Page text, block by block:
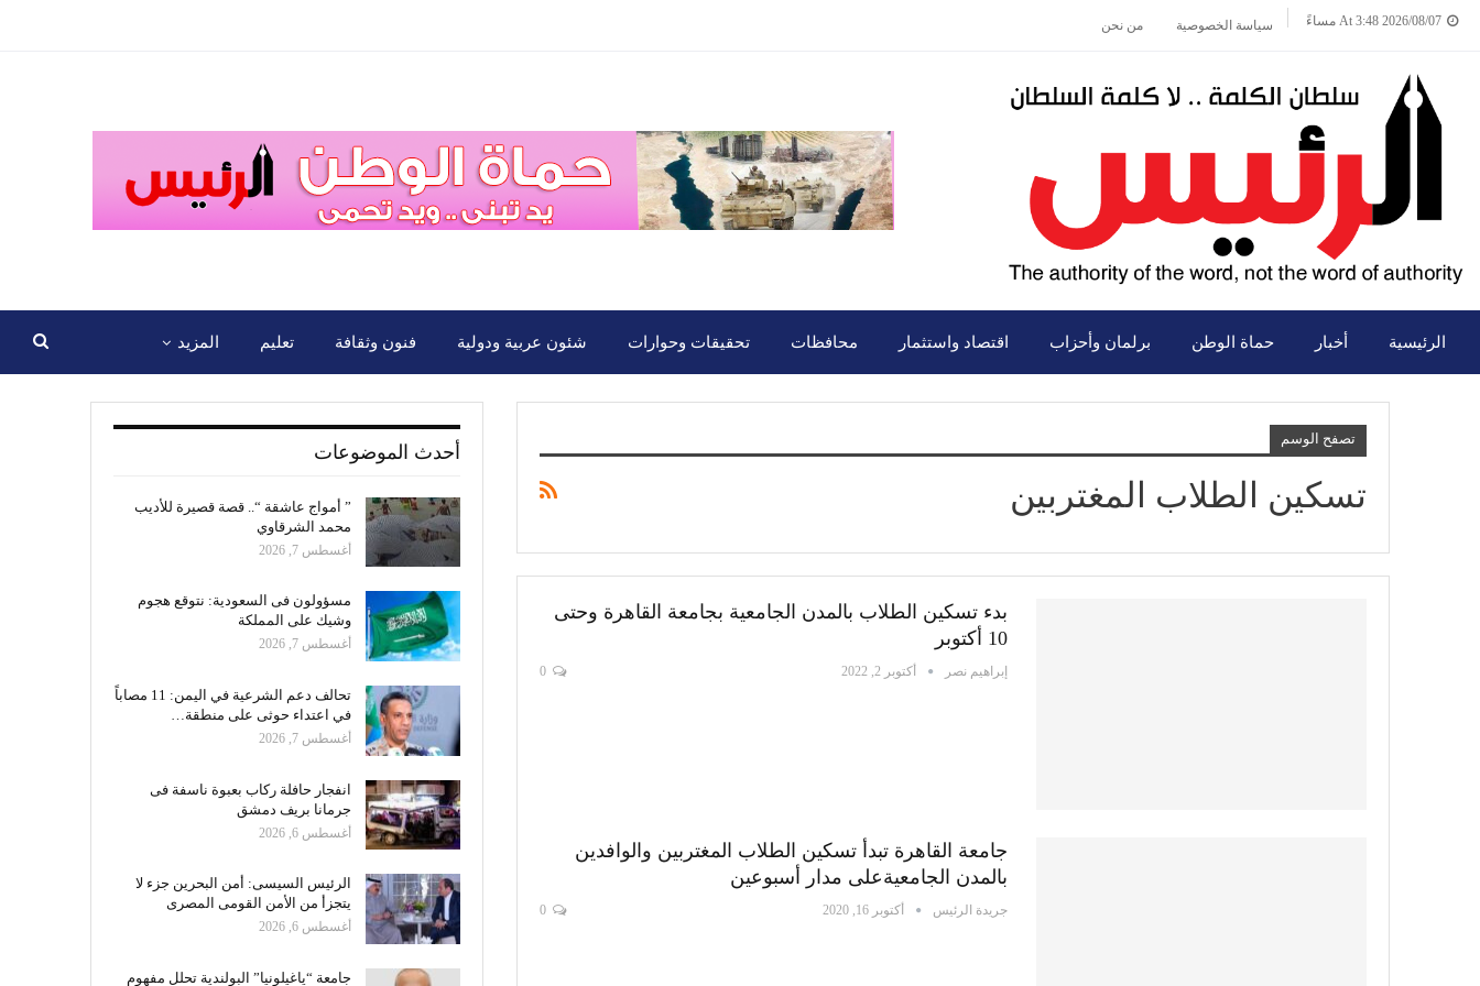
2026/08/07 At 3:48 مساءً سياسة الخصوصية من نحن
الرئيسية أخبار حماة الوطن برلمان وأحزاب اقتصاد واستثمار محافظات تحقيقات وحوارات شئون عربية ودولية فنون وثقافة تعليم المزيد
تصفح الوسم
تسكين الطلاب المغتربين
بدء تسكين الطلاب بالمدن الجامعية بجامعة القاهرة وحتى
10 أكتوبر
إبراهيم نصر أكتوبر 2, 2022
جامعة القاهرة تبدأ تسكين الطلاب المغتربين والوافدين
بالمدن الجامعيةعلى مدار أسبوعين
جريدة الرئيس أكتوبر 16, 2020
أحدث الموضوعات
” أمواج عاشقة “.. قصة قصيرة للأديب
محمد الشرقاوي
أغسطس 7, 2026
مسؤولون فى السعودية: نتوقع هجوم
وشيك على المملكة
أغسطس 7, 2026
تحالف دعم الشرعية في اليمن: 11 مصاباً
في اعتداء حوثى على منطقة…
أغسطس 7, 2026
انفجار حافلة ركاب بعبوة ناسفة فى
جرمانا بريف دمشق
أغسطس 6, 2026
الرئيس السيسى: أمن البحرين جزء لا
يتجزأ من الأمن القومى المصرى
أغسطس 6, 2026
جامعة “ياغيلونيا” البولندية تحلل مفهوم